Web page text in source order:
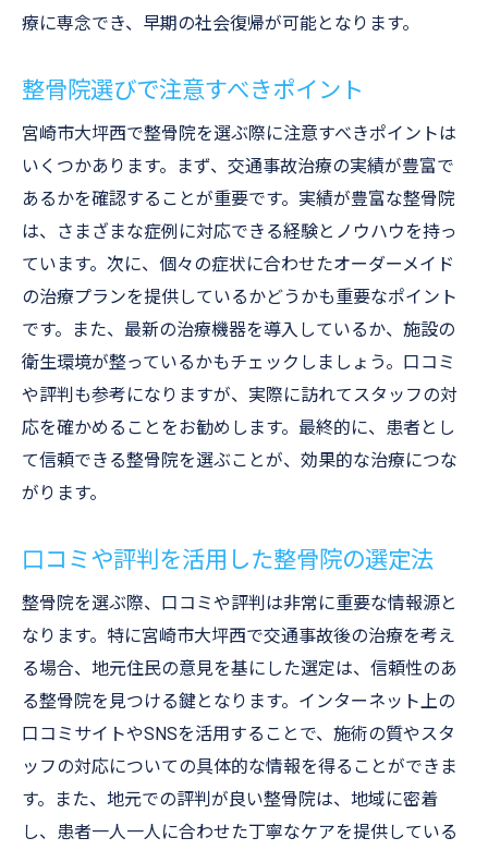
地元の患者に愛される整骨院とは
地域コミュニティとの連携による安心感
地域密着型整骨院の利点
地元ならではの治療環境とその魅力
整骨院選びのポイント交通事故治療に特化した
施設を探す
交通事故治療に適した整骨院の見つけ方
設備充実の整骨院がもたらす治療効果
治療方針が明確な整骨院の選び方
交通事故治療に強い整骨院の特徴
交通事故対応の実績が豊富な整骨院を選ぶ
宮崎市大坪西での整骨院選びがもたらす治療の
整骨院選びが治療成功に与える影響
患者の声を元にした整骨院の選び方
治療成功事例から学ぶ整骨院選びのコツ
成功体験を共有することで得られる安心感
整骨院選びで治療成果を最大化する方法
患者目線で考える整骨院利用のすすめ
療に専念でき、早期の社会復帰が可能となります。
整骨院選びで注意すべきポイント
宮崎市大坪西で整骨院を選ぶ際に注意すべきポイントは
いくつかあります。まず、交通事故治療の実績が豊富で
あるかを確認することが重要です。実績が豊富な整骨院
は、さまざまな症例に対応できる経験とノウハウを持っ
ています。次に、個々の症状に合わせたオーダーメイド
の治療プランを提供しているかどうかも重要なポイント
です。また、最新の治療機器を導入しているか、施設の
衛生環境が整っているかもチェックしましょう。口コミ
や評判も参考になりますが、実際に訪れてスタッフの対
応を確かめることをお勧めします。最終的に、患者とし
て信頼できる整骨院を選ぶことが、効果的な治療につな
がります。
口コミや評判を活用した整骨院の選定法
整骨院を選ぶ際、口コミや評判は非常に重要な情報源と
なります。特に宮崎市大坪西で交通事故後の治療を考え
る場合、地元住民の意見を基にした選定は、信頼性のあ
る整骨院を見つける鍵となります。インターネット上の
口コミサイトやSNSを活用することで、施術の質やスタ
ッフの対応についての具体的な情報を得ることができま
す。また、地元での評判が良い整骨院は、地域に密着
し、患者一人一人に合わせた丁寧なケアを提供している